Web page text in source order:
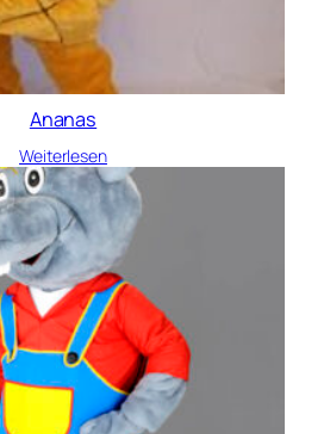
Ananas
Weiterlesen